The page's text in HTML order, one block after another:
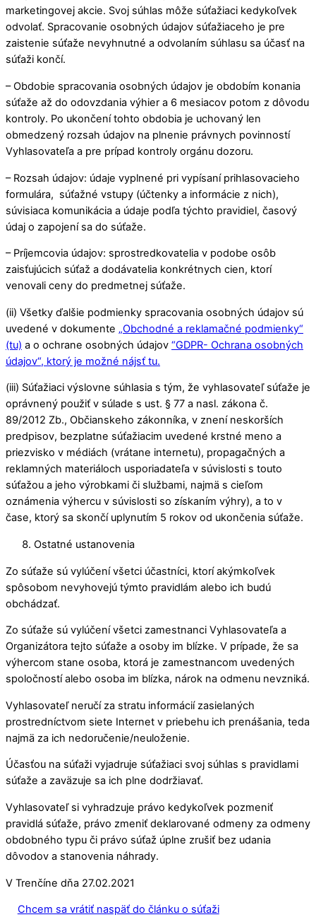
marketingovej akcie. Svoj súhlas môže súťažiaci kedykoľvek
odvolať. Spracovanie osobných údajov súťažiaceho je pre
zaistenie súťaže nevyhnutné a odvolaním súhlasu sa účasť na
súťaži končí.
– Obdobie spracovania osobných údajov je obdobím konania
súťaže až do odovzdania výhier a 6 mesiacov potom z dôvodu
kontroly. Po ukončení tohto obdobia je uchovaný len
obmedzený rozsah údajov na plnenie právnych povinností
Vyhlasovateľa a pre prípad kontroly orgánu dozoru.
– Rozsah údajov: údaje vyplnené pri vypísaní prihlasovacieho
formulára, súťažné vstupy (účtenky a informácie z nich),
súvisiaca komunikácia a údaje podľa týchto pravidiel, časový
údaj o zapojení sa do súťaže.
– Príjemcovia údajov: sprostredkovatelia v podobe osôb
zaisťujúcich súťaž a dodávatelia konkrétnych cien, ktorí
venovali ceny do predmetnej súťaže.
(ii) Všetky ďalšie podmienky spracovania osobných údajov sú
uvedené v dokumente „Obchodné a reklamačné podmienky“
(tu) a o ochrane osobných údajov “GDPR- Ochrana osobných
údajov“, ktorý je možné nájsť tu.
(iii) Súťažiaci výslovne súhlasia s tým, že vyhlasovateľ súťaže je
oprávnený použiť v súlade s ust. § 77 a nasl. zákona č.
89/2012 Zb., Občianskeho zákonníka, v znení neskorších
predpisov, bezplatne súťažiacim uvedené krstné meno a
priezvisko v médiách (vrátane internetu), propagačných a
reklamných materiáloch usporiadateľa v súvislosti s touto
súťažou a jeho výrobkami či službami, najmä s cieľom
oznámenia výhercu v súvislosti so získaním výhry), a to v
čase, ktorý sa skončí uplynutím 5 rokov od ukončenia súťaže.
Ostatné ustanovenia
Zo súťaže sú vylúčení všetci účastníci, ktorí akýmkoľvek
spôsobom nevyhovejú týmto pravidlám alebo ich budú
obchádzať.
Zo súťaže sú vylúčení všetci zamestnanci Vyhlasovateľa a
Organizátora tejto súťaže a osoby im blízke. V prípade, že sa
výhercom stane osoba, ktorá je zamestnancom uvedených
spoločností alebo osoba im blízka, nárok na odmenu nevzniká.
Vyhlasovateľ neručí za stratu informácií zasielaných
prostredníctvom siete Internet v priebehu ich prenášania, teda
najmä za ich nedoručenie/neuloženie.
Účasťou na súťaži vyjadruje súťažiaci svoj súhlas s pravidlami
súťaže a zaväzuje sa ich plne dodržiavať.
Vyhlasovateľ si vyhradzuje právo kedykoľvek pozmeniť
pravidlá súťaže, právo zmeniť deklarované odmeny za odmeny
obdobného typu či právo súťaž úplne zrušiť bez udania
dôvodov a stanovenia náhrady.
V Trenčíne dňa 27.02.2021
Chcem sa vrátiť naspäť do článku o súťaži